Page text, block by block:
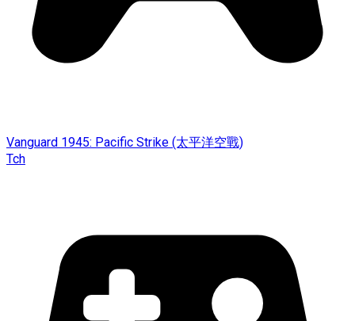
Vanguard 1945: Pacific Strike (太平洋空戰)
Tch